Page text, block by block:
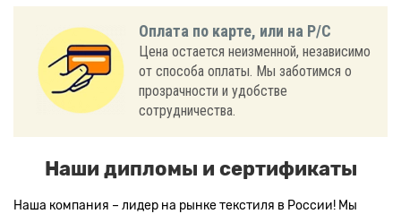
Оплата по карте, или на Р/С
Цена остается неизменной, независимо
от способа оплаты. Мы заботимся о
прозрачности и удобстве
сотрудничества.
Наши дипломы и сертификаты
Наша компания – лидер на рынке текстиля в России! Мы